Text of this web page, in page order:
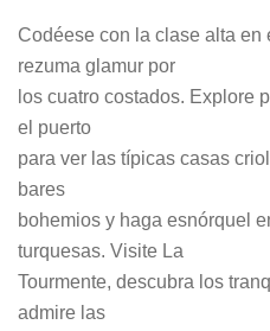
Codéese con la clase alta en
rezuma glamur por
los cuatro costados. Explore
el puerto
para ver las típicas casas
bares
bohemios y haga esnórquel
turquesas. Visite La
Tourmente, descubra los
admire las